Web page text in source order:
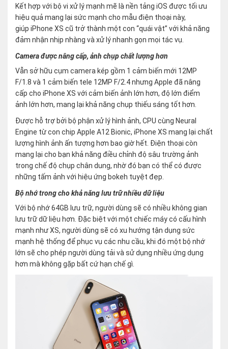
Kết hợp với bộ vi xử lý mạnh mẽ là nền tảng iOS được tối ưu
hiệu quả mang lại sức mạnh cho mẫu điện thoại này,
giúp iPhone XS cũ trở thành một con “quái vật” với khả năng
đảm nhận nhịp nhàng và xử lý nhanh gọn mọi tác vụ.
Camera được nâng cấp, ảnh chụp chất lượng hơn
Vẫn sở hữu cụm camera kép gồm 1 cảm biến mới 12MP
F/1.8 và 1 cảm biến tele 12MP F/2.4 nhưng Apple đã nâng
cấp cho iPhone XS với cảm biến ảnh lớn hơn, độ lớn điểm
ảnh lớn hơn, mang lại khả năng chụp thiếu sáng tốt hơn.
Được hỗ trợ bởi bộ phận xử lý hình ảnh, CPU cùng Neural
Engine từ con chip Apple A12 Bionic, iPhone XS mang lại chất
lượng hình ảnh ấn tượng hơn bao giờ hết. Điện thoại còn
mang lại cho bạn khả năng điều chỉnh độ sâu trường ảnh
trong chế độ chụp chân dung, nhờ đó bạn có thể có được
những tấm ảnh với hiệu ứng bokeh tuyệt đẹp.
Bộ nhớ trong cho khả năng lưu trữ nhiều dữ liệu
Với bộ nhớ 64GB lưu trữ, người dùng sẽ có nhiều không gian
lưu trữ dữ liệu hơn. Đặc biệt với một chiếc máy có cấu hình
mạnh như XS, người dùng sẽ có xu hướng tận dụng sức
mạnh hệ thống để phục vụ các nhu cầu, khi đó một bộ nhớ
lớn sẽ cho phép người dùng tải và sử dụng nhiều ứng dụng
hơn mà không gặp bất cứ hạn chế gì.